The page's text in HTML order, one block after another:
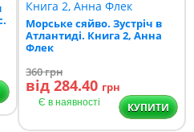
Морське сяйво. Зустріч в
Атлантиді. Книга 2, Анна
Флек
360грн
від 284.40 грн
Є в наявності КУПИТИ